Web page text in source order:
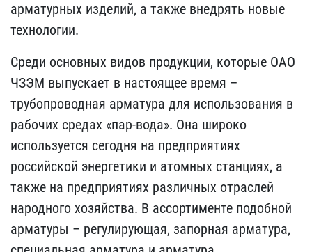
арматурных изделий, а также внедрять новые
технологии.
Среди основных видов продукции, которые ОАО
ЧЗЭМ выпускает в настоящее время –
трубопроводная арматура для использования в
рабочих средах «пар-вода». Она широко
используется сегодня на предприятиях
российской энергетики и атомных станциях, а
также на предприятиях различных отраслей
народного хозяйства. В ассортименте подобной
арматуры – регулирующая, запорная арматура,